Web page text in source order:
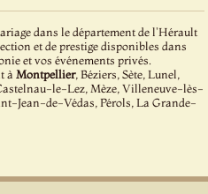
dans le département de l'Hérault
et de prestige disponibles dans
et vos événements privés.
àMontpellier, Béziers, Sète, Lunel,
le-Lez, Mèze, Villeneuve-lès-
Jean-de-Védas, Pérols, La Grande-